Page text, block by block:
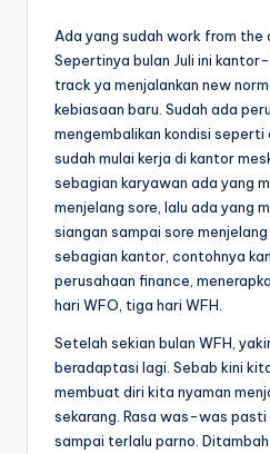
Ada yang sudah work from
Sepertinya bulan Juli ini
track ya menjalankan new
kebiasaan baru. Sudah ada
mengembalikan kondisi
sudah mulai kerja di kantor
sebagian karyawan ada yang
menjelang sore, lalu ada yang
siangan sampai sore
sebagian kantor, contohnya
perusahaan finance,
hari WFO, tiga hari WFH.
Setelah sekian bulan WFH,
beradaptasi lagi. Sebab kini
membuat diri kita nyaman
sekarang. Rasa was-was pasti
sampai terlalu parno.